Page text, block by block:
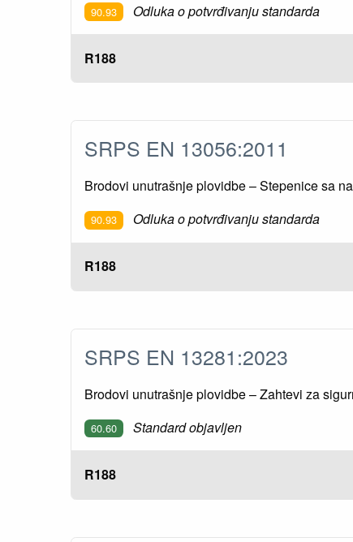
90.93 Odluka o potvrđivanju standarda
R188
SRPS EN 13056:2011
Brodovi unutrašnje plovidbe – Stepenice sa
90.93 Odluka o potvrđivanju standarda
R188
SRPS EN 13281:2023
Brodovi unutrašnje plovidbe – Zahtevi za
60.60 Standard objavljen
R188